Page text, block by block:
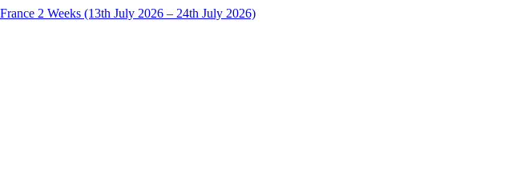
2 Weeks (13th July 2026 – 24th July 2026)